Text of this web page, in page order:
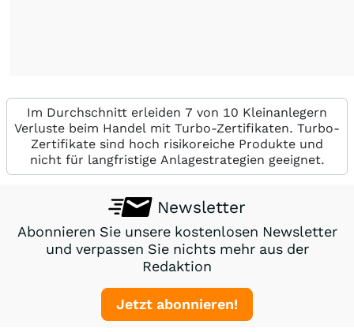
Im Durchschnitt erleiden 7 von 10 Kleinanlegern
Verluste beim Handel mit Turbo-Zertifikaten. Turbo-
Zertifikate sind hoch risikoreiche Produkte und
nicht für langfristige Anlagestrategien geeignet.
Newsletter
Abonnieren Sie unsere kostenlosen Newsletter
und verpassen Sie nichts mehr aus der
Redaktion
Jetzt abonnieren!